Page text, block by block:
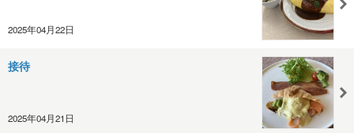
2025年04月22日
接待
2025年04月21日